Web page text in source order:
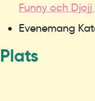
Funny och Djojj
Evenemang
Plats